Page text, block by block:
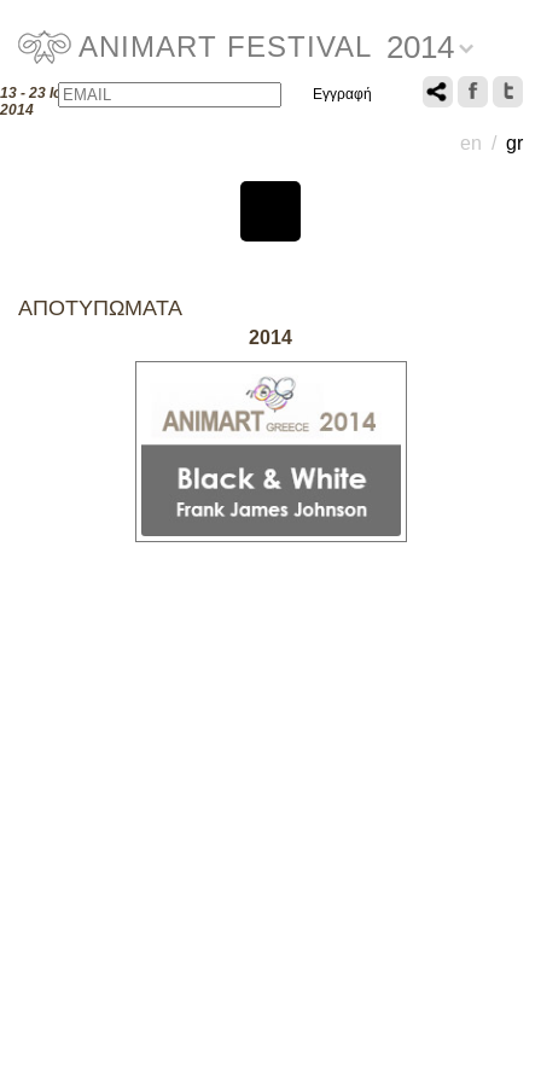
ANIMART FESTIVAL 2014
13 - 23 Ιουλίου
2014
en / gr
Email Name
ΑΠΟΤΥΠΩΜΑΤΑ
2014